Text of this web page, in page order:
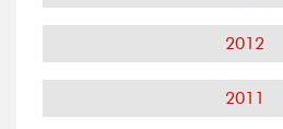
2012
2011